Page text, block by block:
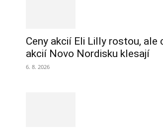
Ceny akcií Eli Lilly rostou, ale
akcií Novo Nordisku klesají
6. 8. 2026